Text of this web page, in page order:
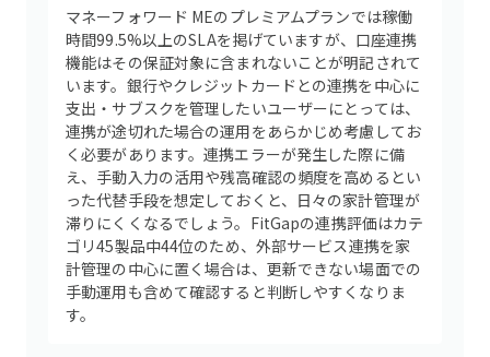
マネーフォワード MEのプレミアムプランでは稼働
時間99.5%以上のSLAを掲げていますが、口座連携
機能はその保証対象に含まれないことが明記されて
います。銀行やクレジットカードとの連携を中心に
支出・サブスクを管理したいユーザーにとっては、
連携が途切れた場合の運用をあらかじめ考慮してお
く必要があります。連携エラーが発生した際に備
え、手動入力の活用や残高確認の頻度を高めるとい
った代替手段を想定しておくと、日々の家計管理が
滞りにくくなるでしょう。FitGapの連携評価はカテ
ゴリ45製品中44位のため、外部サービス連携を家
計管理の中心に置く場合は、更新できない場面での
手動運用も含めて確認すると判断しやすくなりま
す。